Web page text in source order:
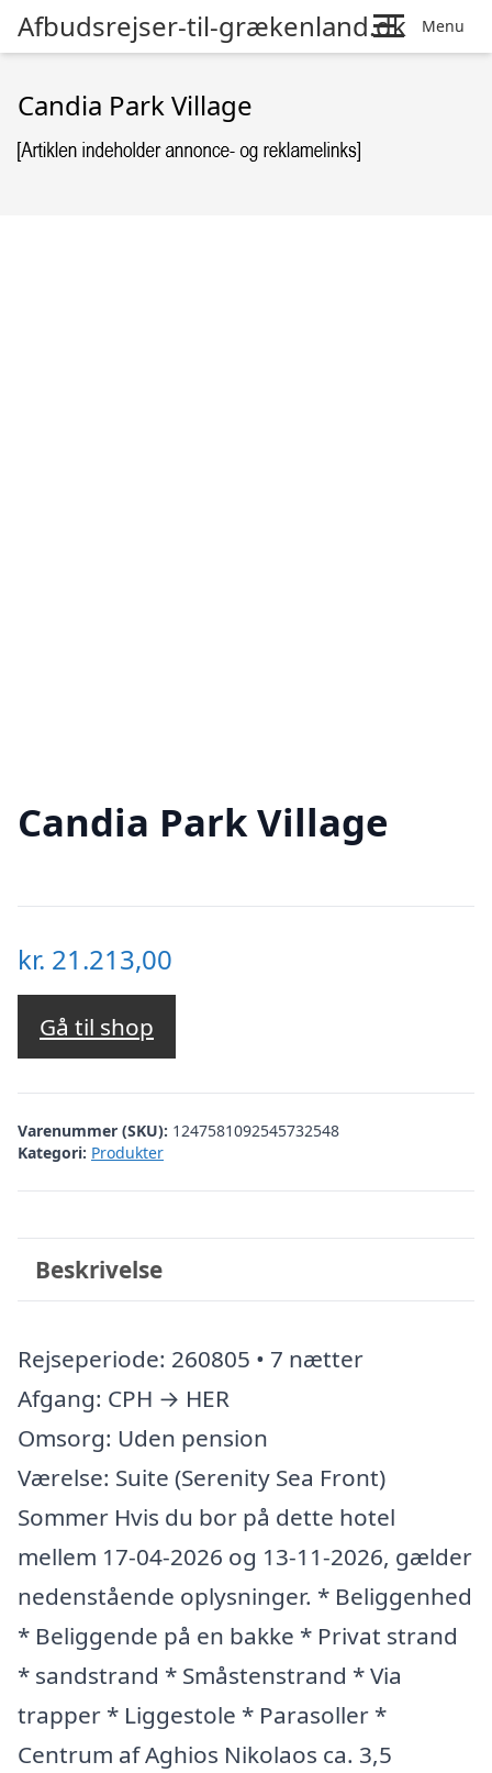
Afbudsrejser-til-grækenland.dk Menu
Candia Park Village
Candia Park Village
kr. 21.213,00
Gå til shop
Varenummer (SKU): 1247581092545732548
Kategori: Produkter
Beskrivelse
Rejseperiode: 260805 • 7 nætter
Afgang: CPH → HER
Omsorg: Uden pension
Værelse: Suite (Serenity Sea Front)
Sommer Hvis du bor på dette hotel
mellem 17-04-2026 og 13-11-2026, gælder
nedenstående oplysninger. * Beliggenhed
* Beliggende på en bakke * Privat strand
* sandstrand * Småstenstrand * Via
trapper * Liggestole * Parasoller *
Centrum af Aghios Nikolaos ca. 3,5